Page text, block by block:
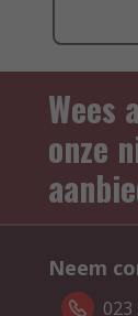
Wees
onze
Neem
023